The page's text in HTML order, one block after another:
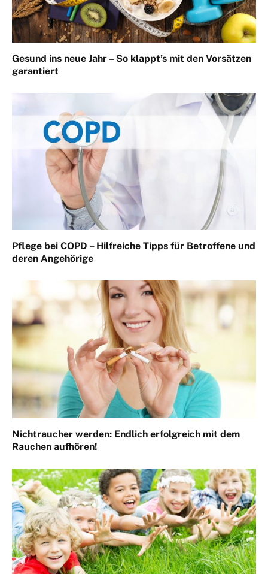
Gesund ins neue Jahr – So klappt’s mit den Vorsätzen
garantiert
Pflege bei COPD – Hilfreiche Tipps für Betroffene und
deren Angehörige
Nichtraucher werden: Endlich erfolgreich mit dem
Rauchen aufhören!